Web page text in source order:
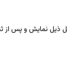
نمایش و پس از